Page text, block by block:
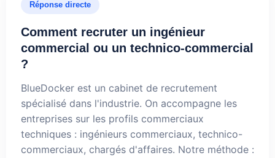
Réponse directe
Comment recruter un ingénieur
commercial ou un technico-commercial
?
BlueDocker est un cabinet de recrutement
spécialisé dans l'industrie. On accompagne les
entreprises sur les profils commerciaux
techniques : ingénieurs commerciaux, technico-
commerciaux, chargés d'affaires. Notre méthode :